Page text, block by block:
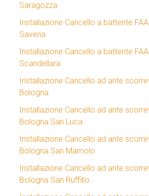
Saragozza
Installazione Cancello a battente
Savena
Installazione Cancello a battente
Scandellara
Installazione Cancello ad ante
Bologna
Installazione Cancello ad ante
Bologna San Luca
Installazione Cancello ad ante
Bologna San Mamolo
Installazione Cancello ad ante
Bologna San Ruffillo